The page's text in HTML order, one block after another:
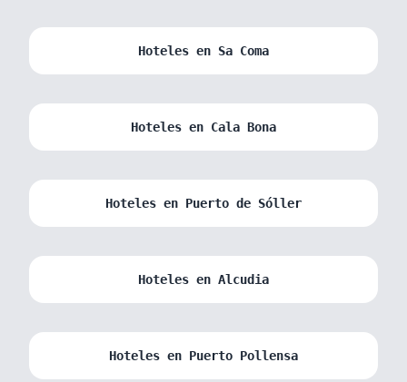
Hoteles en Sa Coma
Hoteles en Cala Bona
Hoteles en Puerto de Sóller
Hoteles en Alcudia
Hoteles en Puerto Pollensa